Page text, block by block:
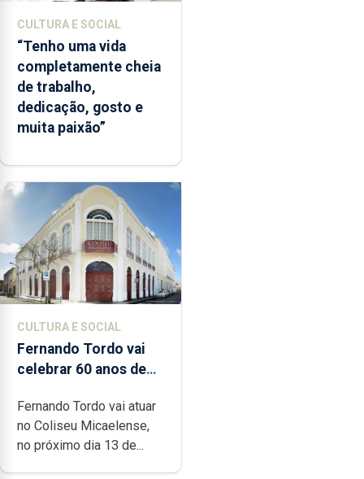
CULTURA E SOCIAL
“Tenho uma vida
completamente cheia
de trabalho,
dedicação, gosto e
muita paixão”
CULTURA E SOCIAL
Fernando Tordo vai
celebrar 60 anos de
Micaelense
Fernando Tordo vai atuar
no Coliseu Micaelense,
no próximo dia 13 de...